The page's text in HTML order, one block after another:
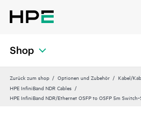
Shop
Zurück zum shop Optionen und Zubehör Kabel/
HPE InfiniBand NDR Cables
HPE InfiniBand NDR/Ethernet OSFP to OSFP 5m